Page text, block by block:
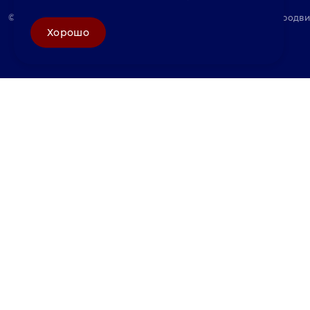
© «Велунд нержавейка» 2025, Разработка и комплексное
Хорошо